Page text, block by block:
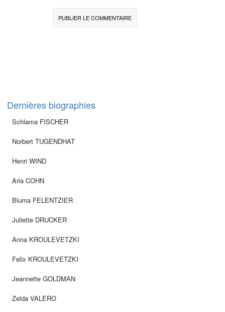
Dernières biographies
Schlama FISCHER
Norbert TUGENDHAT
Henri WIND
Aria COHN
Bluma FELENTZIER
Juliette DRUCKER
Anna KROULEVETZKI
Felix KROULEVETZKI
Jeannette GOLDMAN
Zelda VALERO